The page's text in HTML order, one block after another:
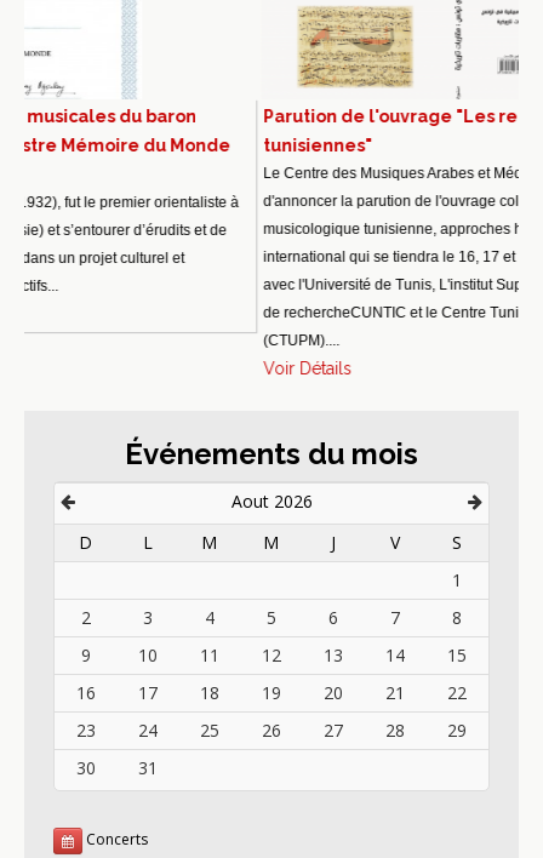
baron
du Monde
orientaliste à
et de
et
Parution de l'ouvrage "Les recherches
tunisiennes"
Le Centre des Musiques Arabes et Méditerranéennes est
d'annoncer la parution de l'ouvrage collectif, intitulé "La
musicologique tunisienne, approches historiques", relatif au
international qui se tiendra le 16, 17 et 18 novembre 2021 en
avec l'Université de Tunis, L'institut Supérieur de Musique, le
de rechercheCUNTIC et le Centre Tunisien de Publication
Événements du mois
Aout 2026
D
L M M J V
S
1
2
3 4 5 6 7
8
9
10 11 12 13 14
15
16
17 18 19 20 21
22
23
24 25 26 27 28
29
30
31
Concerts